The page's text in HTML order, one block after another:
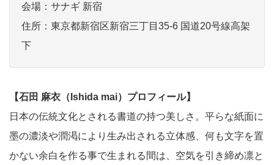
会場：サナギ 新宿
住所：東京都新宿区新宿三丁目35-6 国道20号線高架
下
【石田 麻衣（Ishida mai）プロフィール】
日本の伝統文化とされる書道の持つ美しさ。平らな紙面に
墨の濃淡や潤渇により生み出される立体感、何も文字を置
かない余白を作る事で生まれる間は、空気を引き締め凛と